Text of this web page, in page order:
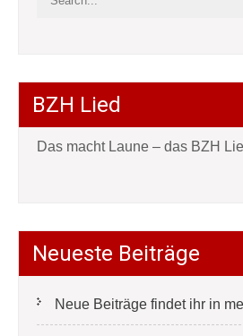
BZH Lied
Das macht Laune – das BZH
Neueste Beiträge
Neue Beiträge findet ihr in